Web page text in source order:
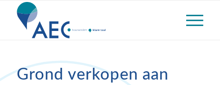
Grond verkopen aan